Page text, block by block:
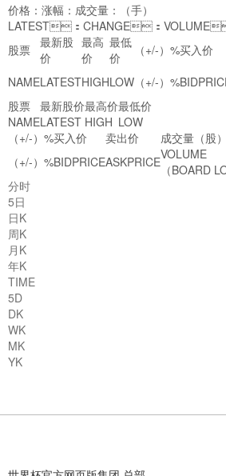
价格： 涨幅： 成交量：
（手）
LATEST： CHANGE：
股票 最新股
价
最高
价
最低
价
（+/-） %买入价
NAMELATESTHIGHLOW （+/-） %
股票 最新股价最高价最低价
NAMELATEST HIGH LOW
（+/-） %买入价 卖出价
成交量（股）
（+/-） %BIDPRICEASKPRICEVOLUME
（BOARD
分时
5日
日K
周K
月K
年K
TIME
5D
DK
WK
MK
YK